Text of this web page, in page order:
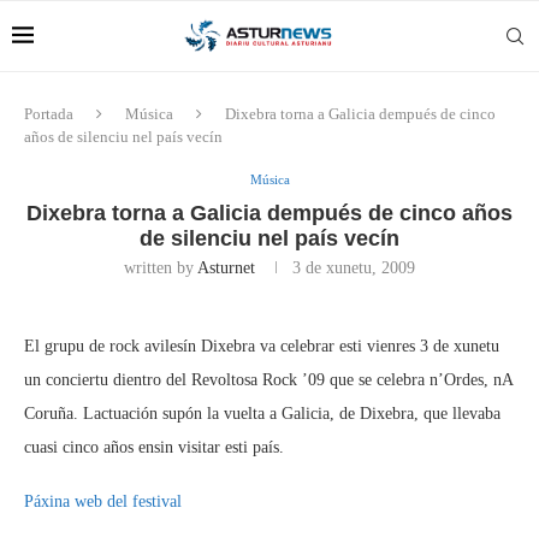
Portada Música
Dixebra torna a Galicia dempués de cinco
años de silenciu nel país vecín
Música
Dixebra torna a Galicia dempués de cinco años
de silenciu nel país vecín
written by Asturnet 3 de xunetu, 2009
El grupu de rock avilesín Dixebra va celebrar esti vienres 3 de xunetu
un conciertu dientro del Revoltosa Rock ’09 que se celebra n’Ordes, nA
Coruña. Lactuación supón la vuelta a Galicia, de Dixebra, que llevaba
cuasi cinco años ensin visitar esti país.
Páxina web del festival